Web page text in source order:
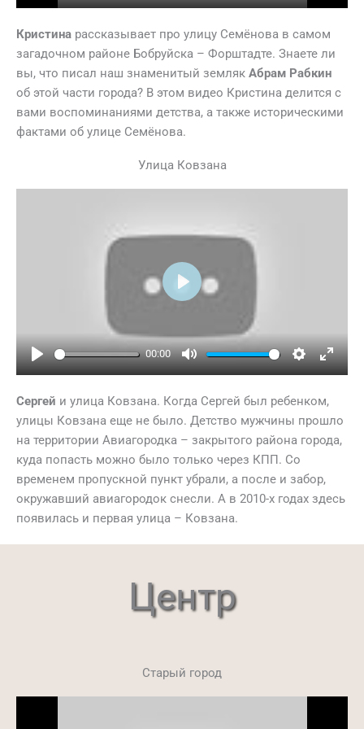
Кристина рассказывает про улицу Семёнова в самом
загадочном районе Бобруйска – Форштадте. Знаете ли
вы, что писал наш знаменитый земляк Абрам Рабкин
об этой части города? В этом видео Кристина делится с
вами воспоминаниями детства, а также историческими
фактами об улице Семёнова.
Улица Ковзана
Play
00:00
Mute Settings
Play
Сергей и улица Ковзана. Когда Сергей был ребенком,
улицы Ковзана еще не было. Детство мужчины прошло
на территории Авиагородка – закрытого района города,
куда попасть можно было только через КПП. Со
временем пропускной пункт убрали, а после и забор,
окружавший авиагородок снесли. А в 2010-х годах здесь
появилась и первая улица – Ковзана.
Центр
Старый город